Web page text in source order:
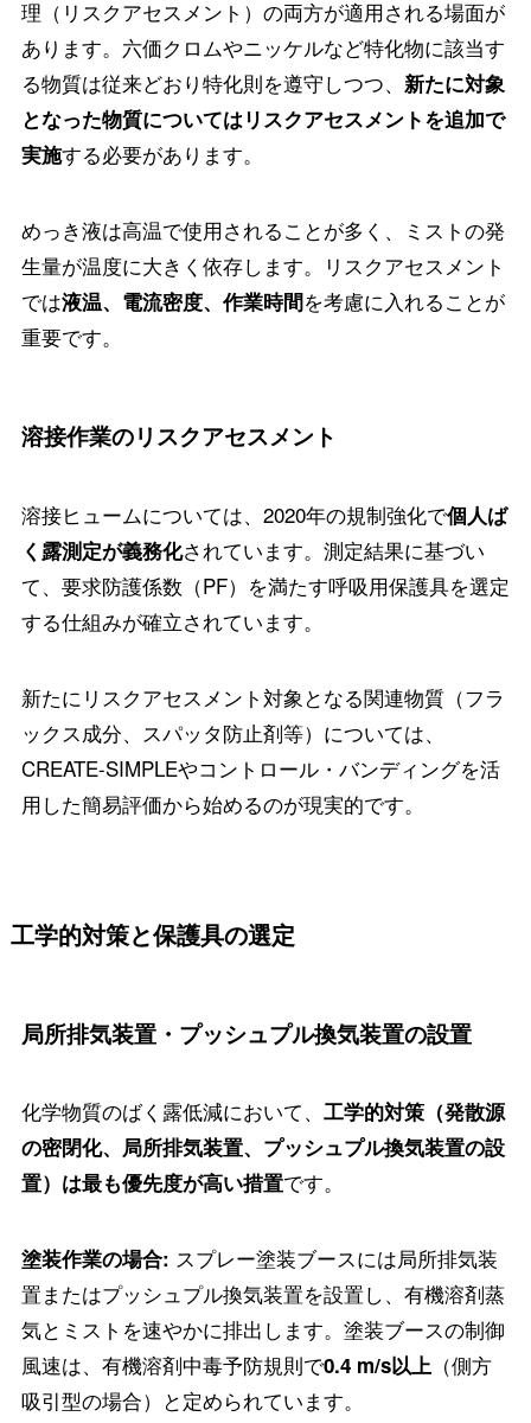
理（リスクアセスメント）の両方が適用される場面が
あります。六価クロムやニッケルなど特化物に該当す
る物質は従来どおり特化則を遵守しつつ、 新たに対象
となった物質についてはリスクアセスメントを追加で
実施する必要があります。
めっき液は高温で使用されることが多く、ミストの発
生量が温度に大きく依存します。リスクアセスメント
では液温、電流密度、作業時間を考慮に入れることが
重要です。
溶接作業のリスクアセスメント
溶接ヒュームについては、2020年の規制強化で個人ば
く露測定が義務化されています。測定結果に基づい
て、要求防護係数（PF）を満たす呼吸用保護具を選定
する仕組みが確立されています。
新たにリスクアセスメント対象となる関連物質（フラ
ックス成分、スパッタ防止剤等）については、
CREATE-SIMPLEやコントロール・バンディングを活
用した簡易評価から始めるのが現実的です。
工学的対策と保護具の選定
局所排気装置・プッシュプル換気装置の設置
化学物質のばく露低減において、 工学的対策（発散源
の密閉化、局所排気装置、プッシュプル換気装置の設
置）は最も優先度が高い措置です。
塗装作業の場合: スプレー塗装ブースには局所排気装
置またはプッシュプル換気装置を設置し、有機溶剤蒸
気とミストを速やかに排出します。塗装ブースの制御
風速は、有機溶剤中毒予防規則で0.4 m/s以上（側方
吸引型の場合）と定められています。